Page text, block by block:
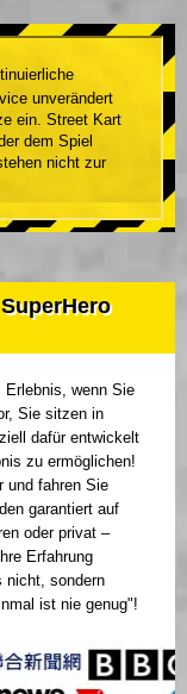
unverändert
ein. Street Kart
dem Spiel
nicht zur
Erlebnis, wenn Sie
Sie sitzen in
dafür entwickelt
zu ermöglichen!
und fahren Sie
garantiert auf
oder privat –
Erfahrung
nicht, sondern
ist nie genug"!